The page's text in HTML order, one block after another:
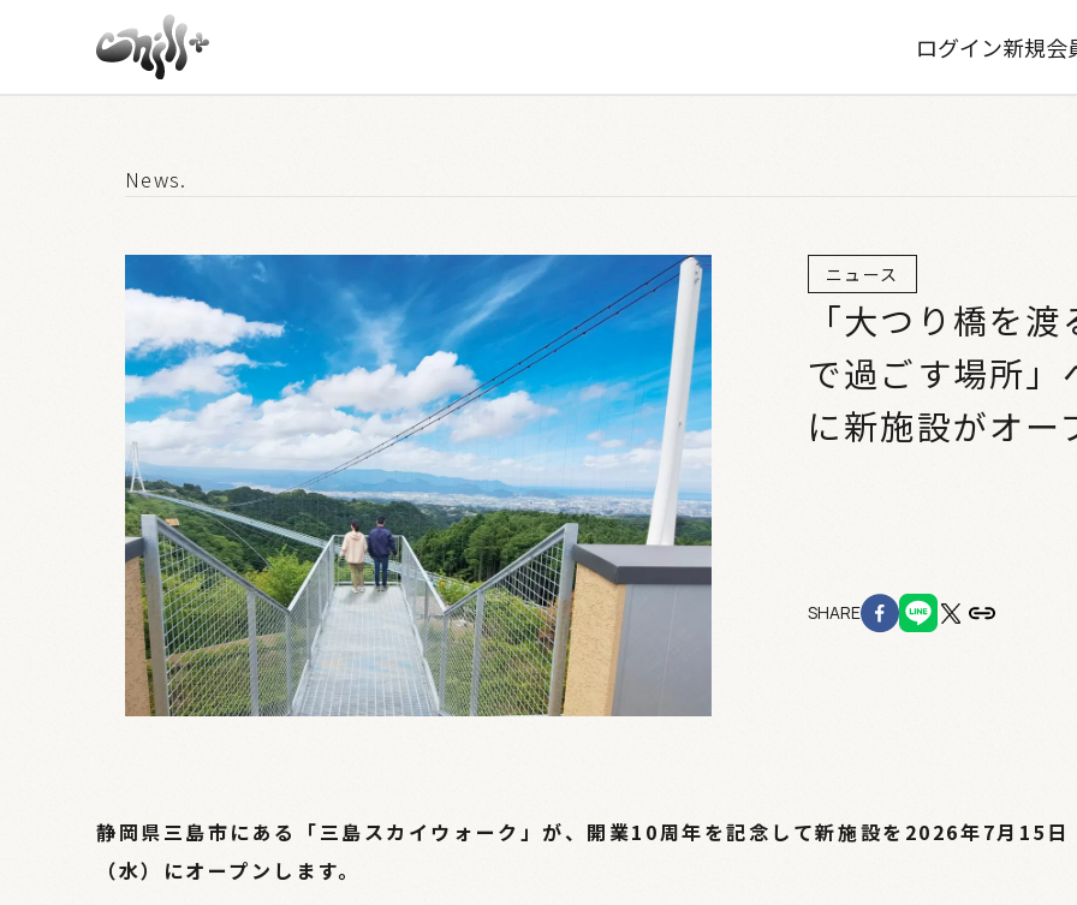
ログイン新規会
News.
ニュース
「大つり橋を
で過ごす場所
に新施設がオー
SHARE
静岡県三島市にある「三島スカイウォーク」が、開業10周年を記念して新施設を2026年7月15日
（水）にオープンします。